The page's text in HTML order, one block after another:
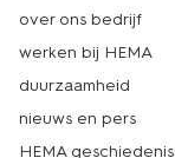
over ons bedrijf
werken bij HEMA
duurzaamheid
nieuws en pers
HEMA geschiedenis